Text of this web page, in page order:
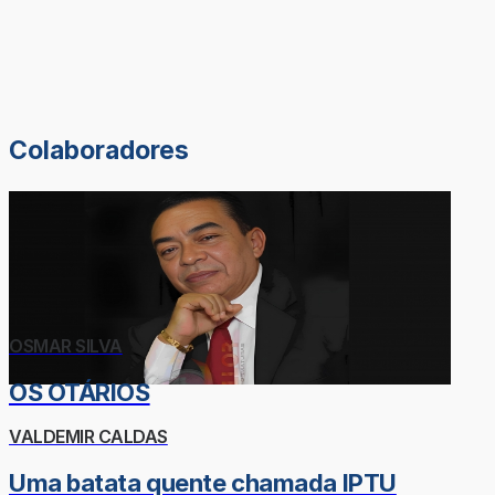
Colaboradores
OSMAR SILVA
OS OTÁRIOS
VALDEMIR CALDAS
Uma batata quente chamada IPTU